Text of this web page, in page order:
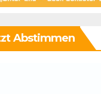
Abstimmen